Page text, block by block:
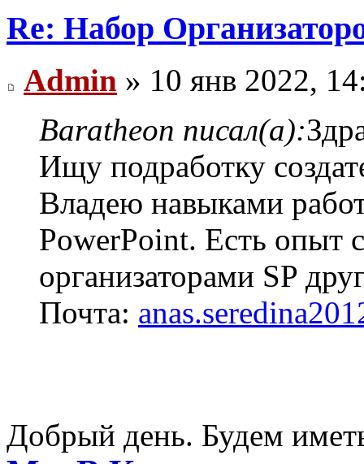
Re: Набор
Admin » 10 янв 2022,
Baratheon писал(а):
Ищу подработку
Владею навыками
PowerPoint. Есть опыт
организаторами SP
Почта:
Добрый день. Будем